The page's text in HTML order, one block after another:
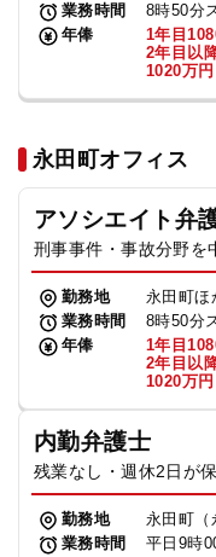
業務時間
8時50分
年俸
1年目
2年目以
1020万円
永田町オフィス
アソシエイト弁
刑事事件・事故分野を
勤務地
永田町ほ
業務時間
8時50分
年俸
1年目
2年目以
1020万円
内勤弁護士
残業なし・週休2日が
勤務地
永田町（
業務時間
平日9時